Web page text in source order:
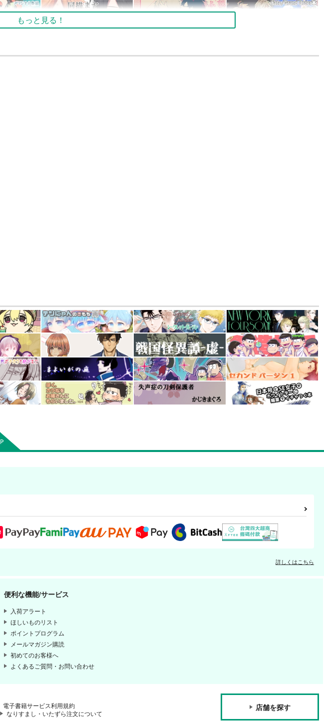
もっと見る！
詳しくはこちら
便利な機能/サービス
入荷アラート
ほしいものリスト
ポイントプログラム
メールマガジン購読
初めてのお客様へ
よくあるご質問・お問い合わせ
電子書籍サービス利用規約
なりすまし・いたずら注文について
店舗を探す